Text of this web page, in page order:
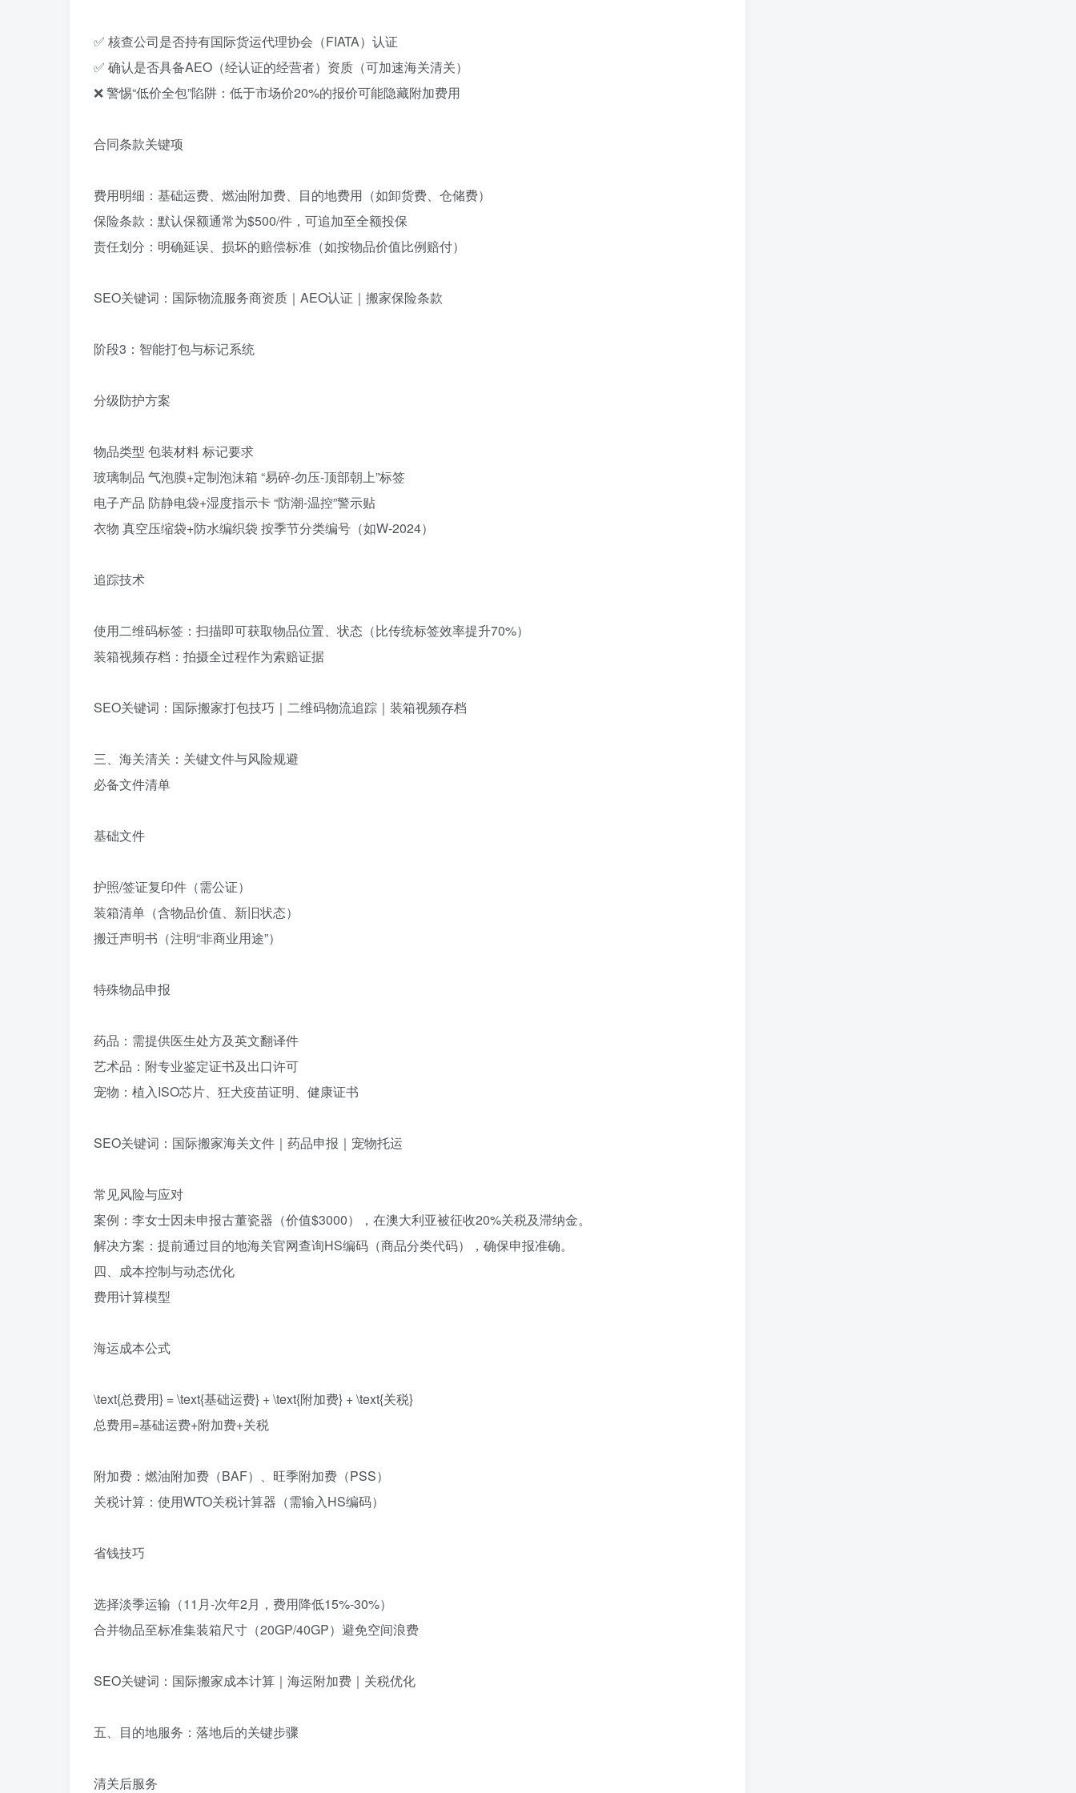
✅ 核查公司是否持有‌国际货运代理协会（FIATA）‌认证
✅ 确认是否具备‌AEO（经认证的经营者）‌资质（可加速海关清关）
❌ 警惕“低价全包”陷阱：低于市场价20%的报价可能隐藏附加费用
合同条款关键项‌
费用明细‌：基础运费、燃油附加费、目的地费用（如卸货费、仓储费）
保险条款‌：默认保额通常为$500/件，可追加至全额投保
责任划分‌：明确延误、损坏的赔偿标准（如按物品价值比例赔付）
SEO关键词‌：国际物流服务商资质｜AEO认证｜搬家保险条款
阶段3：智能打包与标记系统‌
分级防护方案‌
物品类型‌ ‌包装材料‌ ‌标记要求‌
玻璃制品 气泡膜+定制泡沫箱 “易碎-勿压-顶部朝上”标签
电子产品 防静电袋+湿度指示卡 “防潮-温控”警示贴
衣物 真空压缩袋+防水编织袋 按季节分类编号（如W-2024）
追踪技术‌
使用‌二维码标签‌：扫描即可获取物品位置、状态（比传统标签效率提升70%）
装箱视频存档‌：拍摄全过程作为索赔证据
SEO关键词‌：国际搬家打包技巧｜二维码物流追踪｜装箱视频存档
三、海关清关：关键文件与风险规避‌
必备文件清单‌
基础文件‌
护照/签证复印件（需公证）
装箱清单（含物品价值、新旧状态）
搬迁声明书（注明“非商业用途”）
特殊物品申报‌
药品‌：需提供医生处方及英文翻译件
艺术品‌：附专业鉴定证书及出口许可
宠物‌：植入ISO芯片、狂犬疫苗证明、健康证书
SEO关键词‌：国际搬家海关文件｜药品申报｜宠物托运
常见风险与应对‌
案例‌：李女士因未申报古董瓷器（价值$3000），在澳大利亚被征收20%关税及滞纳金。
解决方案‌：提前通过目的地海关官网查询‌HS编码‌（商品分类代码），确保申报准确。
四、成本控制与动态优化‌
费用计算模型‌
海运成本公式‌
\text{总费用} = \text{基础运费} + \text{附加费} + \text{关税}
总费用=基础运费+附加费+关税
附加费‌：燃油附加费（BAF）、旺季附加费（PSS）
关税计算‌：使用‌WTO关税计算器‌（需输入HS编码）
省钱技巧‌
选择‌淡季运输‌（11月-次年2月，费用降低15%-30%）
合并物品至‌标准集装箱尺寸‌（20GP/40GP）避免空间浪费
SEO关键词‌：国际搬家成本计算｜海运附加费｜关税优化
五、目的地服务：落地后的关键步骤‌
清关后服务‌